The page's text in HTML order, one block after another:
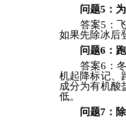
问题5：
答案5：飞
如果先除冰后
问题6：
答案6：冬
机起降标记、
成分为有机酸
低。
问题7：